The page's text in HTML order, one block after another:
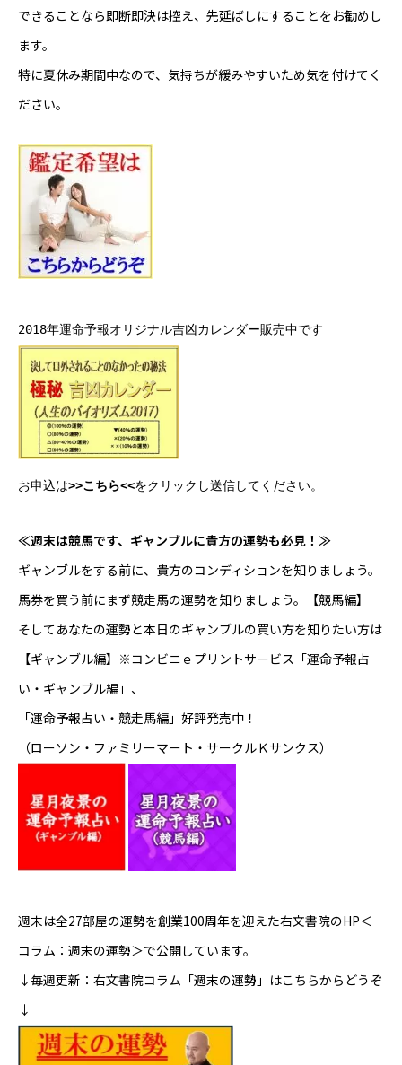
できることなら即断即決は控え、先延ばしにすることをお勧めし
ます。
特に夏休み期間中なので、気持ちが緩みやすいため気を付けてく
ださい。
2018年運命予報オリジナル吉凶カレンダー販売中です
お申込は>>こちら<<をクリックし送信してください。
≪週末は競馬です、ギャンブルに貴方の運勢も必見！≫
ギャンブルをする前に、貴方のコンディションを知りましょう。
馬券を買う前にまず競走馬の運勢を知りましょう。
【競馬編】
そしてあなたの運勢と本日のギャンブルの買い方を知りたい方は
【ギャンブル編】 ※コンビニｅプリントサービス「運命予報占
い・ギャンブル編」、
「運命予報占い・競走馬編」好評発売中！
（ローソン・ファミリーマート・サークルＫサンクス）
週末は全27部屋の運勢を創業100周年を迎えた右文書院のHP＜
コラム：週末の運勢＞で公開しています。
↓毎週更新：右文書院コラム「週末の運勢」はこちらからどうぞ
↓